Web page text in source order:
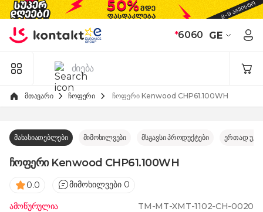
Skip to Content
*6060 GE
მთავარი ჩოფერი ჩოფერი Kenwood CHP61.100WH
მახასიათებლები მიმოხილვები მსგავსი პროდუქტები ერთად
ჩოფერი Kenwood CHP61.100WH
0.0 მიმოხილვები 0
ამოწურულია TM-MT-XMT-1102-CH-0020